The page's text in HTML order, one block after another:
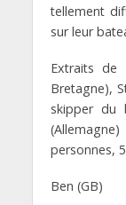
tellement
sur leur
Extraits de
Bretagne),
skipper du
personnes,
Ben (GB)